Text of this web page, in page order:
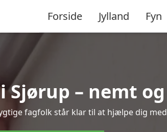
Forside Jylland Fyn
– nemt
fagfolk står klar til at hjælpe dig